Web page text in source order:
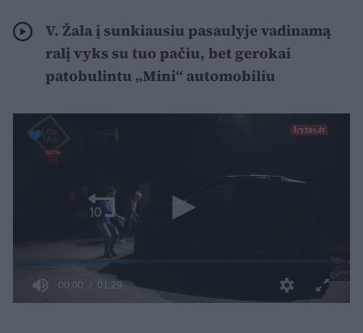
V. Žala į sunkiausiu pasaulyje vadinamą
ralį vyks su tuo pačiu, bet gerokai
patobulintu „Mini“ automobiliu